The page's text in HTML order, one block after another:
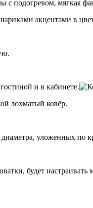
подогревом, мягкая
акцентами в
и в кабинете.
лохматый ковёр.
уложенных по
будет